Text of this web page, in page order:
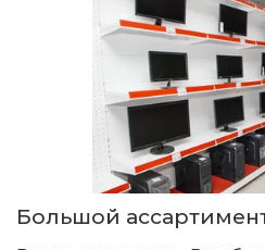
Большой